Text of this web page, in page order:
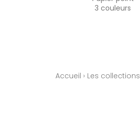
3 couleurs
Accueil › Les collections